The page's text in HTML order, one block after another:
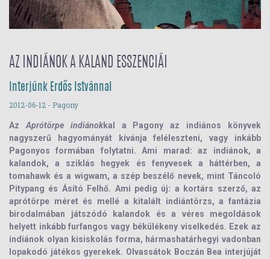
AZ INDIÁNOK A KALAND ESSZENCIÁI
Interjúnk Erdős Istvánnal
2012-06-12 - Pagony
Az Aprótörpe indiánokkal a Pagony az indiános könyvek
nagyszerű hagyományát kívánja feléleszteni, vagy inkább
Pagonyos formában folytatni. Ami marad: az indiánok, a
kalandok, a sziklás hegyek és fenyvesek a háttérben, a
tomahawk és a wigwam, a szép beszélő nevek, mint Táncoló
Pitypang és Ásító Felhő. Ami pedig új: a kortárs szerző, az
aprótörpe méret és mellé a kitalált indiántörzs, a fantázia
birodalmában játszódó kalandok és a véres megoldások
helyett inkább furfangos vagy békülékeny viselkedés. Ezek az
indiánok olyan kisiskolás forma, hármashatárhegyi vadonban
lopakodó játékos gyerekek. Olvassátok Boczán Bea interjúját